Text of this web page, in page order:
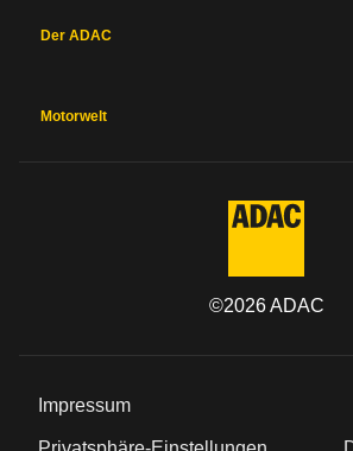
Der ADAC
Motorwelt
©2026ADAC
Impressum